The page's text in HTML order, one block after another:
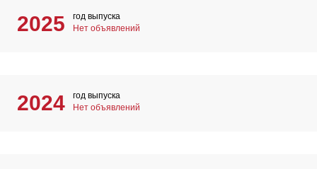
2025
год выпуска
Нет объявлений
2024
год выпуска
Нет объявлений